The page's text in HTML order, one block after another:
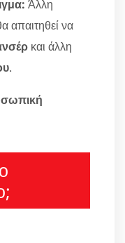
Άλλη
απαιτηθεί να
και άλλη
.